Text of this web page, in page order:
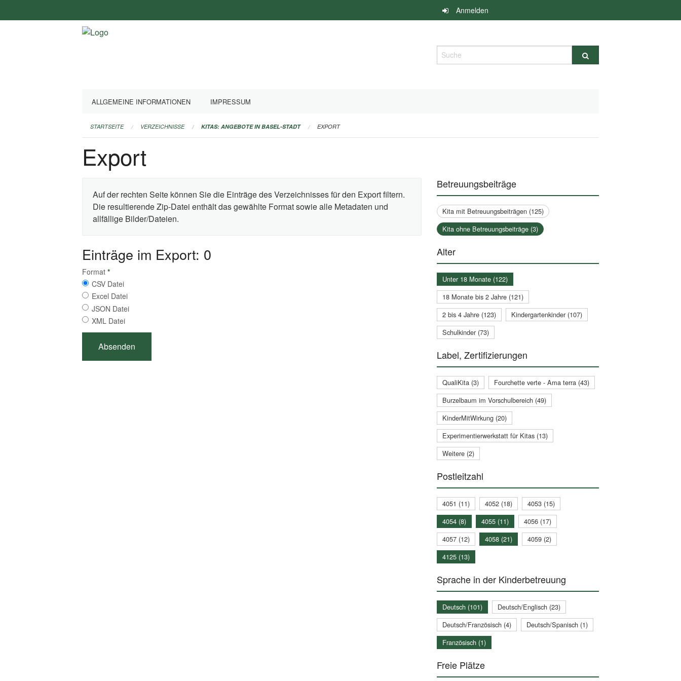
überspringen
Anmelden
Suche
ALLGEMEINE INFORMATIONEN IMPRESSUM
STARTSEITE VERZEICHNISSE KITAS: ANGEBOTE IN BASEL-STADT EXPORT
Export
Auf der rechten Seite können Sie die Einträge des Verzeichnisses für den Export filtern.
Die resultierende Zip-Datei enthält das gewählte Format sowie alle Metadaten und
allfällige Bilder/Dateien.
Einträge im Export: 0
Format *
CSV Datei
Excel Datei
JSON Datei
XML Datei
Betreuungsbeiträge
Kita mit Betreuungsbeiträgen (125)
Kita ohne Betreuungsbeiträge (3)
Alter
Unter 18 Monate (122)
18 Monate bis 2 Jahre (121)
2 bis 4 Jahre (123)
Kindergartenkinder (107)
Schulkinder (73)
Label, Zertifizierungen
QualiKita (3)
Fourchette verte - Ama terra (43)
Burzelbaum im Vorschulbereich (49)
KinderMitWirkung (20)
Experimentierwerkstatt für Kitas (13)
Weitere (2)
Postleitzahl
4051 (11) 4052 (18)
4053 (15)
4054 (8)
4055 (11)
4056 (17)
4057 (12)
4058 (21)
4059 (2)
4125 (13)
Sprache in der Kinderbetreuung
Deutsch (101)
Deutsch/Englisch (23)
Deutsch/Französisch (4)
Deutsch/Spanisch (1)
Französisch (1)
Freie Plätze